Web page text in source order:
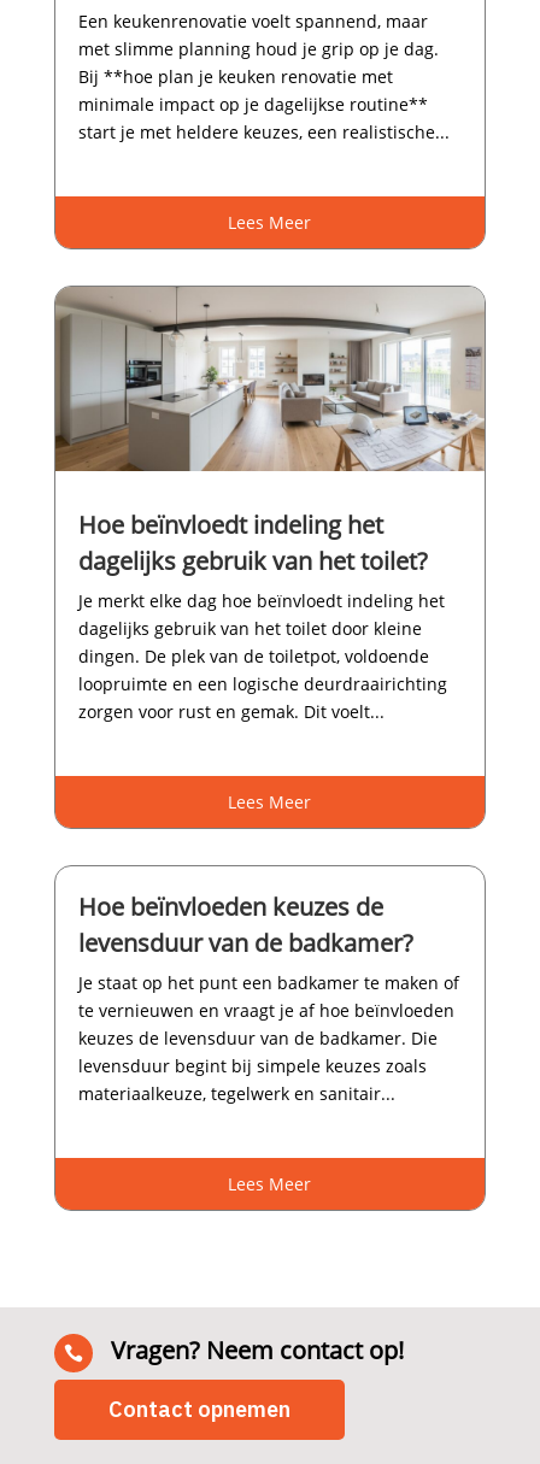
Een keukenrenovatie voelt spannend, maar
met slimme planning houd je grip op je dag.​
Bij **hoe plan je keuken renovatie met
minimale impact op je dagelijkse routine**
start je met heldere keuzes, een realistische...
Lees Meer
Hoe beïnvloedt indeling het
dagelijks gebruik van het toilet?
Je merkt elke dag hoe beïnvloedt indeling het
dagelijks gebruik van het toilet door kleine
dingen.​ De plek van de toiletpot, voldoende
loopruimte en een logische deurdraairichting
zorgen voor rust en gemak.​ Dit voelt...
Lees Meer
Hoe beïnvloeden keuzes de
levensduur van de badkamer?
Je staat op het punt een badkamer te maken of
te vernieuwen en vraagt je af hoe beïnvloeden
keuzes de levensduur van de badkamer.​ Die
levensduur begint bij simpele keuzes zoals
materiaalkeuze, tegelwerk en sanitair...
Lees Meer
 Vragen? Neem contact op!
Contact opnemen